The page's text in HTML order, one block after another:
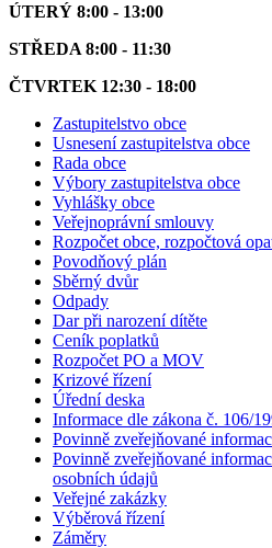
ÚTERÝ 8:00 - 13:00
STŘEDA 8:00 - 11:30
ČTVRTEK 12:30 - 18:00
Zastupitelstvo obce
Usnesení zastupitelstva obce
Rada obce
Výbory zastupitelstva obce
Vyhlášky obce
Veřejnoprávní smlouvy
Rozpočet obce, rozpočtová
Povodňový plán
Sběrný dvůr
Odpady
Dar při narození dítěte
Ceník poplatků
Rozpočet PO a MOV
Krizové řízení
Úřední deska
Informace dle zákona č. 106/
Povinně zveřejňované
Povinně zveřejňované
osobních údajů
Veřejné zakázky
Výběrová řízení
Záměry